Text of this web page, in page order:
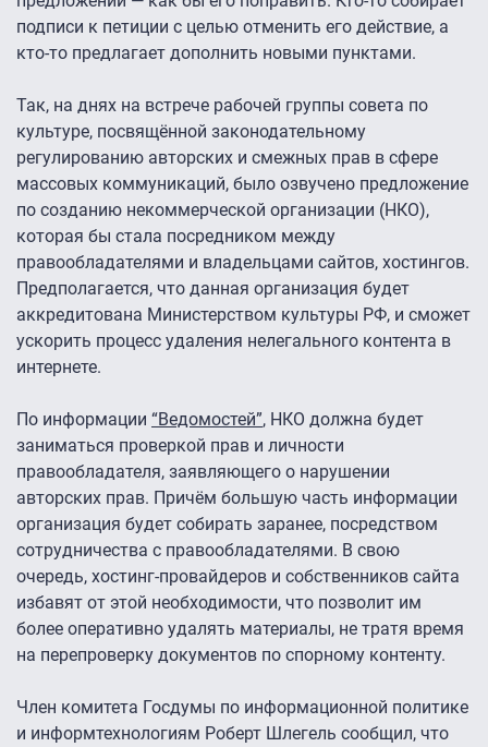
подписи к петиции с целью отменить его действие, а
кто-то предлагает дополнить новыми пунктами.
Так, на днях на встрече рабочей группы совета по
культуре, посвящённой законодательному
регулированию авторских и смежных прав в сфере
массовых коммуникаций, было озвучено предложение
по созданию некоммерческой организации (НКО),
которая бы стала посредником между
правообладателями и владельцами сайтов, хостингов.
Предполагается, что данная организация будет
аккредитована Министерством культуры РФ, и сможет
ускорить процесс удаления нелегального контента в
интернете.
По информации “Ведомостей”, НКО должна будет
заниматься проверкой прав и личности
правообладателя, заявляющего о нарушении
авторских прав. Причём большую часть информации
организация будет собирать заранее, посредством
сотрудничества с правообладателями. В свою
очередь, хостинг-провайдеров и собственников сайта
избавят от этой необходимости, что позволит им
более оперативно удалять материалы, не тратя время
на перепроверку документов по спорному контенту.
Член комитета Госдумы по информационной политике
и информтехнологиям Роберт Шлегель сообщил, что